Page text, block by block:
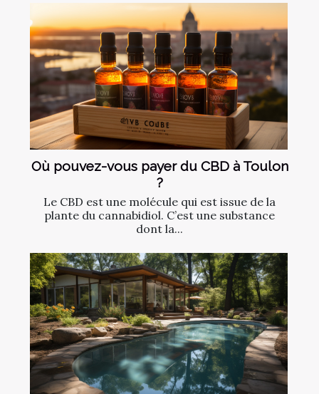
Où pouvez-vous payer du CBD à Toulon
?
Le CBD est une molécule qui est issue de la
plante du cannabidiol. C’est une substance
dont la...